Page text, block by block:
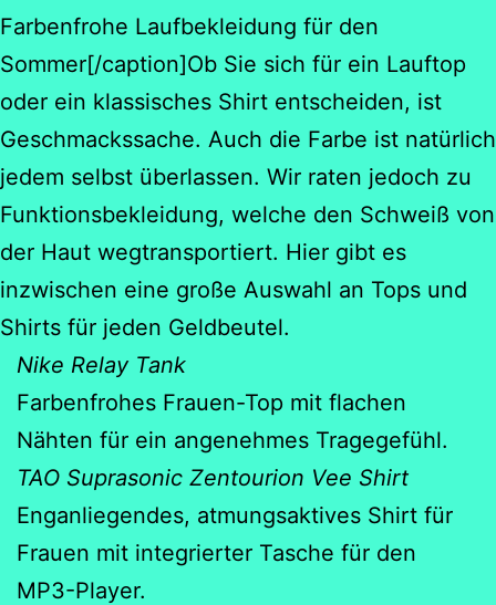
Farbenfrohe Laufbekleidung für den
Sommer[/caption]Ob Sie sich für ein Lauftop
oder ein klassisches Shirt entscheiden, ist
Geschmackssache. Auch die Farbe ist natürlich
jedem selbst überlassen. Wir raten jedoch zu
Funktionsbekleidung, welche den Schweiß von
der Haut wegtransportiert. Hier gibt es
inzwischen eine große Auswahl an Tops und
Shirts für jeden Geldbeutel.
Nike Relay Tank
Farbenfrohes Frauen-Top mit flachen
Nähten für ein angenehmes Tragegefühl.
TAO Suprasonic Zentourion Vee Shirt
Enganliegendes, atmungsaktives Shirt für
Frauen mit integrierter Tasche für den
MP3-Player.